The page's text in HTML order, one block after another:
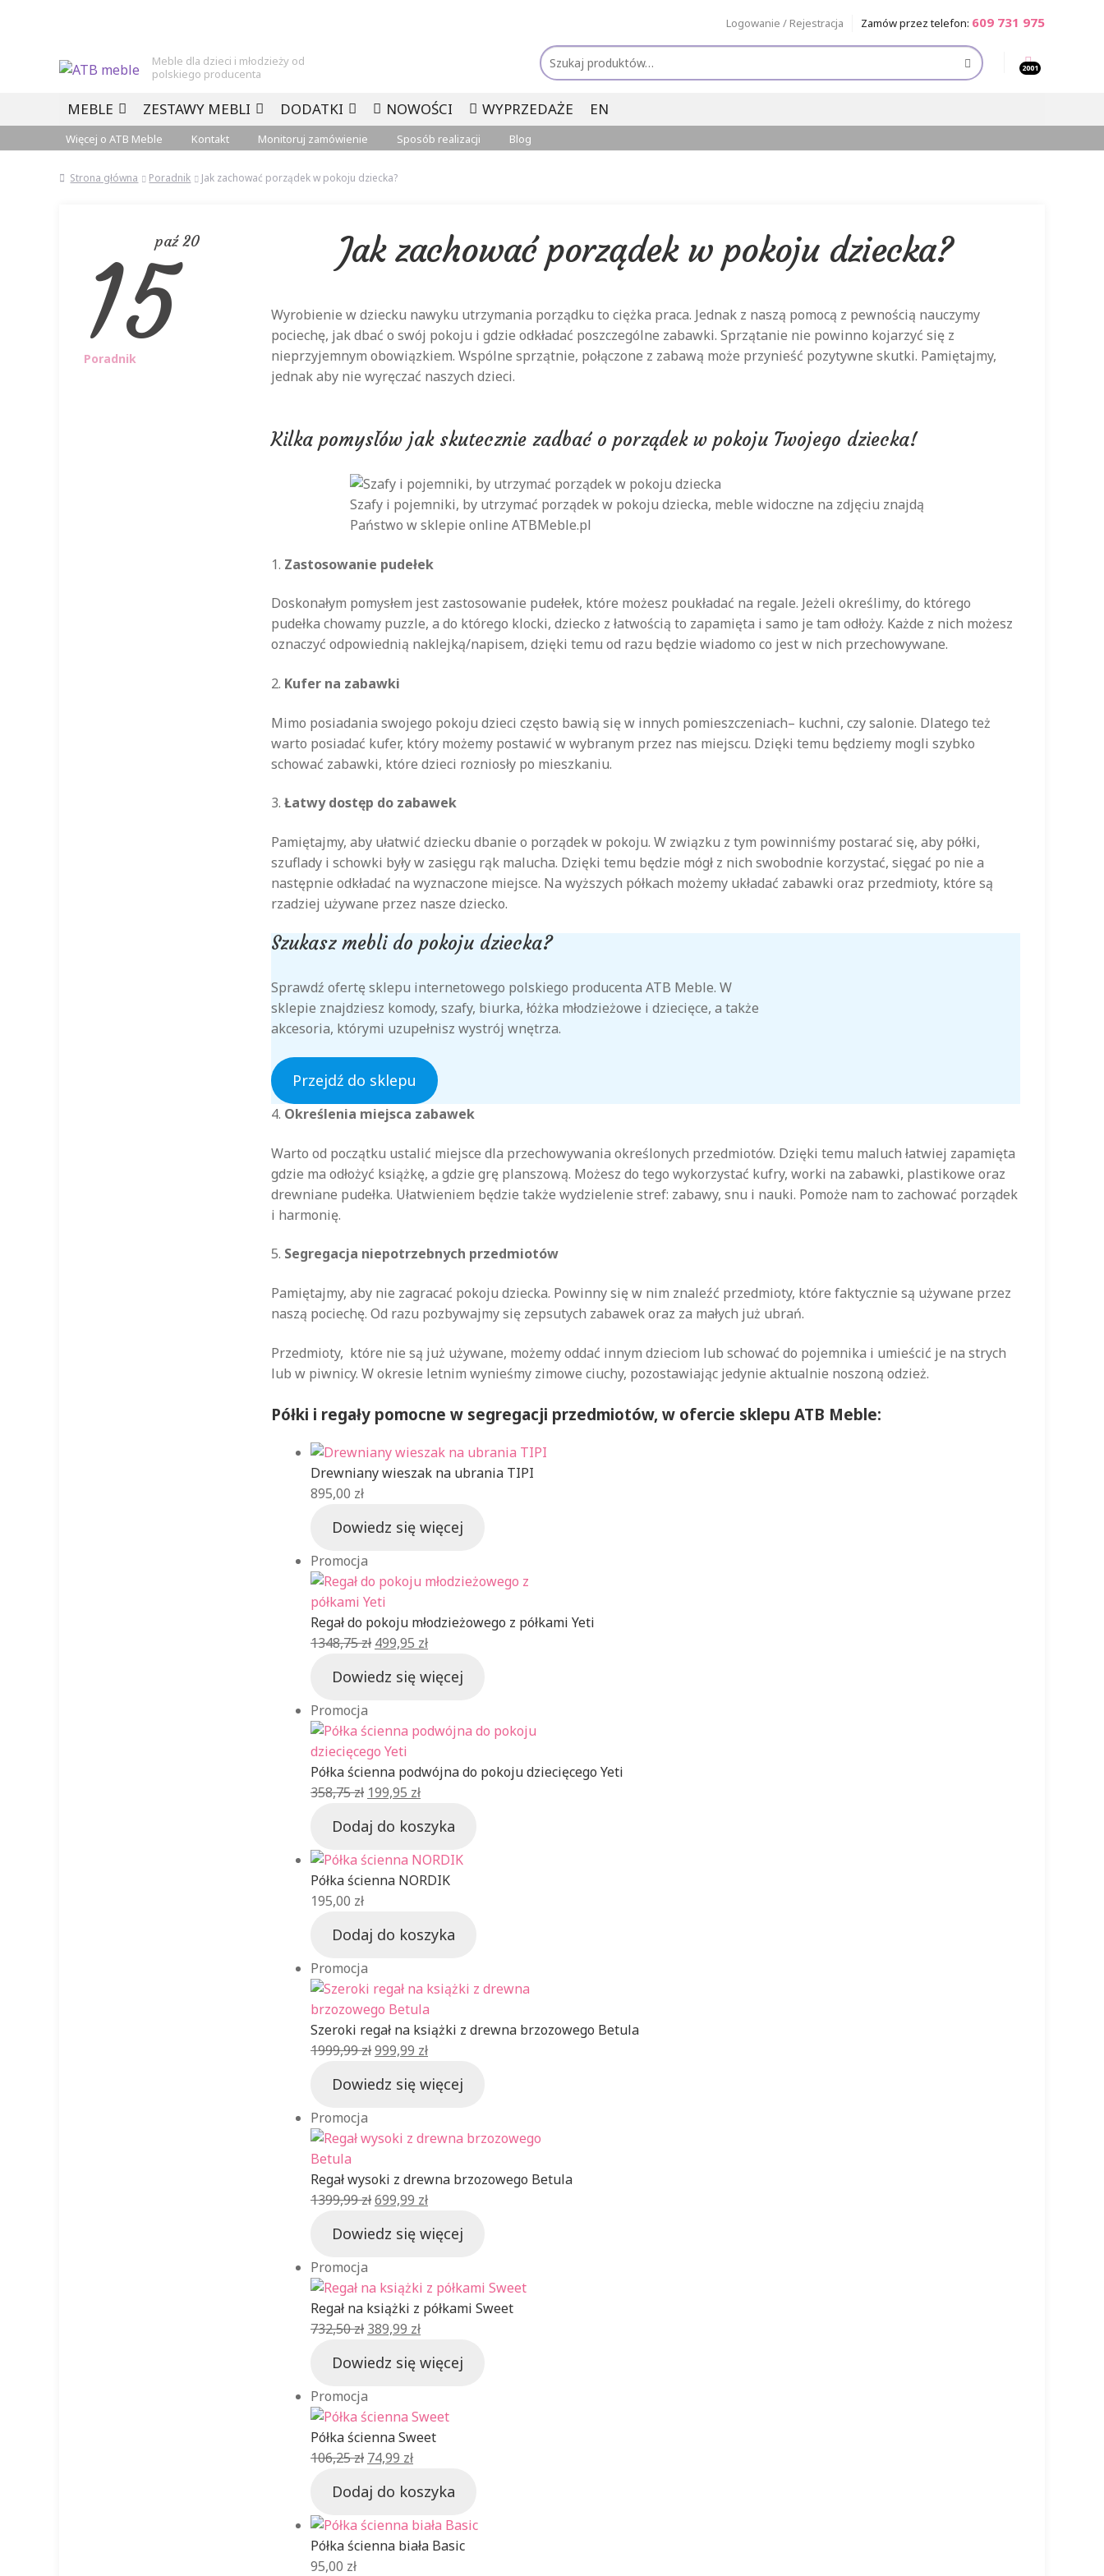
do
nawigacji
do
treści
Meble dla dzieci i młodzieży od
polskiego producenta
Logowanie / Rejestracja Zamów przez telefon: 609 731 975
2001
Szukaj:
MEBLE ZESTAWY MEBLI DODATKI NOWOŚCI WYPRZEDAŻE EN
Więcej o ATB Meble Kontakt Monitoruj zamówienie Sposób realizacji Blog
Strona główna Poradnik Jak zachować porządek w pokoju dziecka?
paź 20
15
Poradnik
Jak zachować porządek w pokoju dziecka?
Wyrobienie w dziecku nawyku utrzymania porządku to ciężka praca. Jednak z naszą pomocą z pewnością nauczymy
pociechę, jak dbać o swój pokoju i gdzie odkładać poszczególne zabawki. Sprzątanie nie powinno kojarzyć się z
nieprzyjemnym obowiązkiem. Wspólne sprzątnie, połączone z zabawą może przynieść pozytywne skutki. Pamiętajmy,
jednak aby nie wyręczać naszych dzieci.
Kilka pomysłów jak skutecznie zadbać o porządek w pokoju Twojego dziecka!
Szafy i pojemniki, by utrzymać porządek w pokoju dziecka, meble widoczne na zdjęciu znajdą
Państwo w sklepie online ATBMeble.pl
1. Zastosowanie pudełek
Doskonałym pomysłem jest zastosowanie pudełek, które możesz poukładać na regale. Jeżeli określimy, do którego
pudełka chowamy puzzle, a do którego klocki, dziecko z łatwością to zapamięta i samo je tam odłoży. Każde z nich możesz
oznaczyć odpowiednią naklejką/napisem, dzięki temu od razu będzie wiadomo co jest w nich przechowywane.
2. Kufer na zabawki
Mimo posiadania swojego pokoju dzieci często bawią się w innych pomieszczeniach– kuchni, czy salonie. Dlatego też
warto posiadać kufer, który możemy postawić w wybranym przez nas miejscu. Dzięki temu będziemy mogli szybko
schować zabawki, które dzieci rozniosły po mieszkaniu.
3. Łatwy dostęp do zabawek
Pamiętajmy, aby ułatwić dziecku dbanie o porządek w pokoju. W związku z tym powinniśmy postarać się, aby półki,
szuflady i schowki były w zasięgu rąk malucha. Dzięki temu będzie mógł z nich swobodnie korzystać, sięgać po nie a
następnie odkładać na wyznaczone miejsce. Na wyższych półkach możemy układać zabawki oraz przedmioty, które są
rzadziej używane przez nasze dziecko.
Szukasz mebli do pokoju dziecka?
Sprawdź ofertę sklepu internetowego polskiego producenta ATB Meble. W
sklepie znajdziesz komody, szafy, biurka, łóżka młodzieżowe i dziecięce, a także
akcesoria, którymi uzupełnisz wystrój wnętrza.
Przejdź do sklepu
4. Określenia miejsca zabawek
Warto od początku ustalić miejsce dla przechowywania określonych przedmiotów. Dzięki temu maluch łatwiej zapamięta
gdzie ma odłożyć książkę, a gdzie grę planszową. Możesz do tego wykorzystać kufry, worki na zabawki, plastikowe oraz
drewniane pudełka. Ułatwieniem będzie także wydzielenie stref: zabawy, snu i nauki. Pomoże nam to zachować porządek
i harmonię.
5. Segregacja niepotrzebnych przedmiotów
Pamiętajmy, aby nie zagracać pokoju dziecka. Powinny się w nim znaleźć przedmioty, które faktycznie są używane przez
naszą pociechę. Od razu pozbywajmy się zepsutych zabawek oraz za małych już ubrań.
Przedmioty, które nie są już używane, możemy oddać innym dzieciom lub schować do pojemnika i umieścić je na strych
lub w piwnicy. W okresie letnim wynieśmy zimowe ciuchy, pozostawiając jedynie aktualnie noszoną odzież.
Półki i regały pomocne w segregacji przedmiotów, w ofercie sklepu ATB Meble:
Drewniany wieszak na ubrania TIPI
895,00 zł
Dowiedz się więcej
Promocja
w
promocji
Regał do pokoju młodzieżowego z półkami Yeti
1348,75zł Pierwotna
wynosiła:
499,95 złAktualna
wynosi:
Dowiedz się więcej
Promocja
w
promocji
Półka ścienna podwójna do pokoju dziecięcego Yeti
358,75zł Pierwotna
wynosiła:
358,75 zł.
199,95 złAktualna
wynosi:
199,95 zł.
Dodaj do koszyka
Półka ścienna NORDIK
195,00 zł
Dodaj do koszyka
Promocja
w
promocji
Szeroki regał na książki z drewna brzozowego Betula
1999,99złPierwotna
wynosiła:
999,99 złAktualna
wynosi:
Dowiedz się więcej
Promocja
w
Regał wysoki z drewna brzozowego Betula
1399,99złPierwotna
wynosiła:
699,99 złAktualna
wynosi:
Dowiedz się więcej
Promocja
w
promocji
Regał na książki z półkami Sweet
732,50zł Pierwotna
wynosiła:
389,99 złAktualna
wynosi:
Dowiedz się więcej
Promocja
w
promocji
Półka ścienna Sweet
106,25zł Pierwotna
wynosiła:
106,25 zł.
74,99 złAktualna
wynosi:
74,99 zł.
Dodaj do koszyka
Półka ścienna biała Basic
95,00 zł